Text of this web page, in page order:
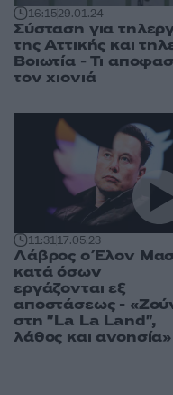
16:1529.01.24
Σύσταση για
της Αττικής και
Βοιωτία - Τι
τον χιονιά
11:3117.05.23
Λάβρος ο Έλον
κατά όσων
εργάζονται εξ
αποστάσεως -
στη "La La Land",
λάθος και ανοησία»